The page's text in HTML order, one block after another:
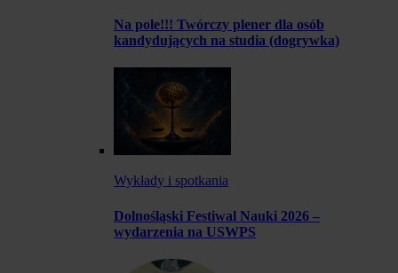
Na pole!!! Twórczy plener dla osób
kandydujących na studia (dogrywka)
Wykłady i spotkania
Dolnośląski Festiwal Nauki 2026 –
wydarzenia na USWPS